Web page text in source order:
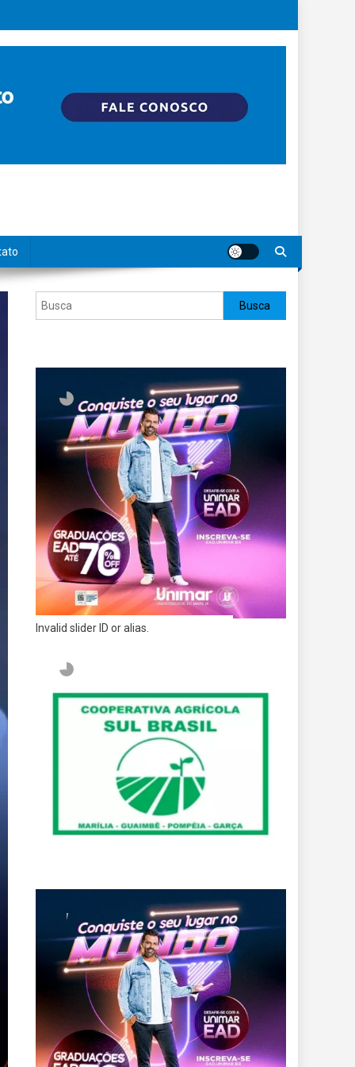
Pesquisar Busca
Invalid slider ID or alias.